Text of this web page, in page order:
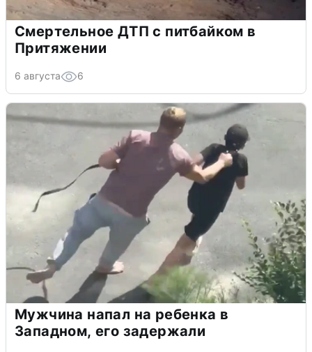
Смертельное ДТП с питбайком в
Притяжении
6 августа 6
Мужчина напал на ребенка в
Западном, его задержали